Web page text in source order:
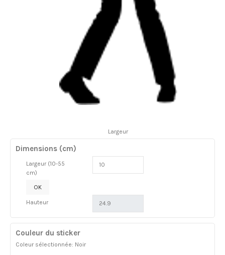
Largeur
Dimensions (cm)
Largeur (10-55
cm)
OK
Hauteur
Couleur du sticker
Coleur sélectionnée: Noir